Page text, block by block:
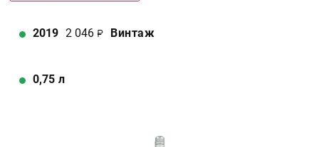
2019 2 046 Винтаж
0,75 л